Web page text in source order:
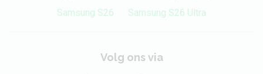
Samsung S26
Samsung S26 Ultra
Volg ons via